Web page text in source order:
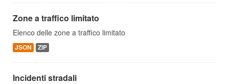
Zone a traffico limitato
Elenco delle zone a traffico limitato
JSON ZIP
Incidenti stradali